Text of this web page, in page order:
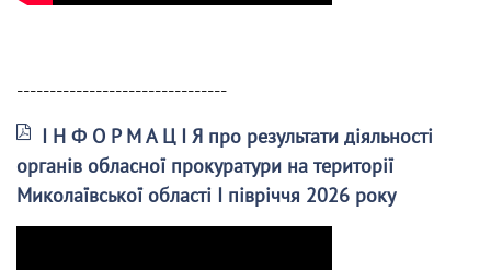
--------------------------------
І Н Ф О Р М А Ц І Я про результати діяльності
органів обласної прокуратури на території
Миколаївської області І півріччя 2026 року